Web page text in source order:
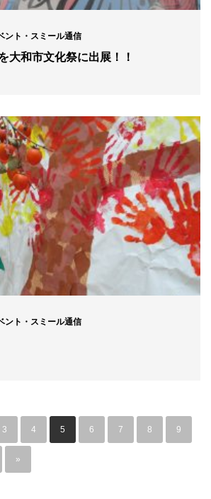
ント・スミール通信
大和市文化祭に出展！！
ント・スミール通信
3 4 5 6 7 8 9
»